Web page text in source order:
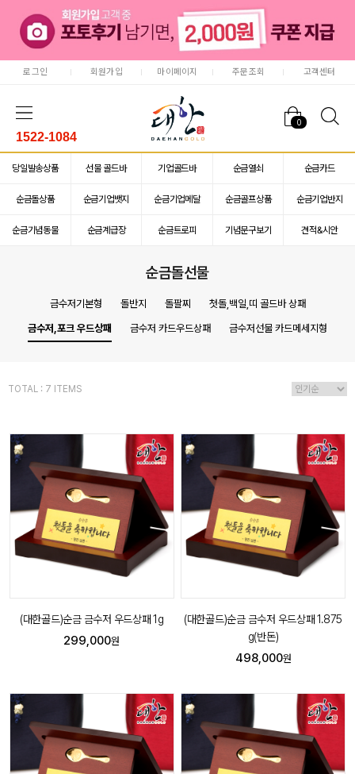
로그인 회원가입 마이페이지 주문조회 고객센터
0
1522-1084
당일발송상품 선물 골드바 기업골드바 순금열쇠 순금카드
순금돌상품 순금기업뱃지 순금기업메달 순금골프상품 순금기업반지
순금기념동물 순금계급장 순금트로피 기념문구보기 견적&시안
순금돌선물
금수저기본형 돌반지 돌팔찌 첫돌,백일,띠 골드바 상패
금수저,포크 우드상패 금수저 카드우드상패 금수저선물 카드메세지형
TOTAL : 7 ITEMS
(대한골드)순금 금수저 우드상패 1g
299,000원
(대한골드)순금 금수저 우드상패 1.875
g(반돈)
498,000원